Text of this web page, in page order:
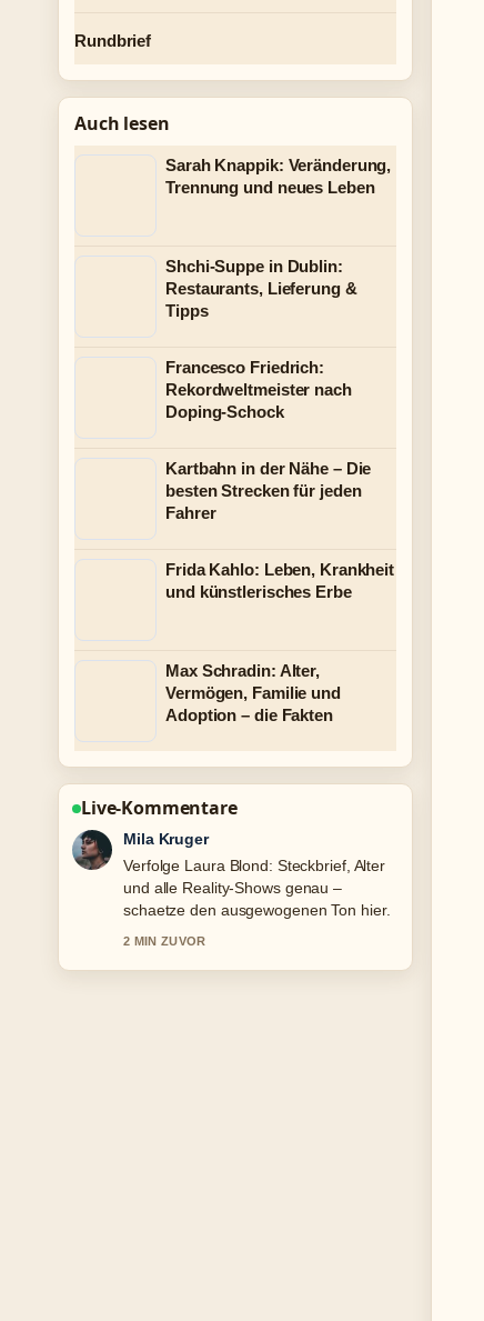
Rundbrief
Auch lesen
Sarah Knappik: Veränderung,
Trennung und neues Leben
Shchi-Suppe in Dublin:
Restaurants, Lieferung &
Tipps
Francesco Friedrich:
Rekordweltmeister nach
Doping-Schock
Kartbahn in der Nähe – Die
besten Strecken für jeden
Fahrer
Frida Kahlo: Leben, Krankheit
und künstlerisches Erbe
Max Schradin: Alter,
Vermögen, Familie und
Adoption – die Fakten
Live-Kommentare
Jonas Wagner
Hilfreicher Kontext zu Martin
Sonneborn: Satiriker, Politiker und EU-
Abgeordneter. Bitte haltet diesen